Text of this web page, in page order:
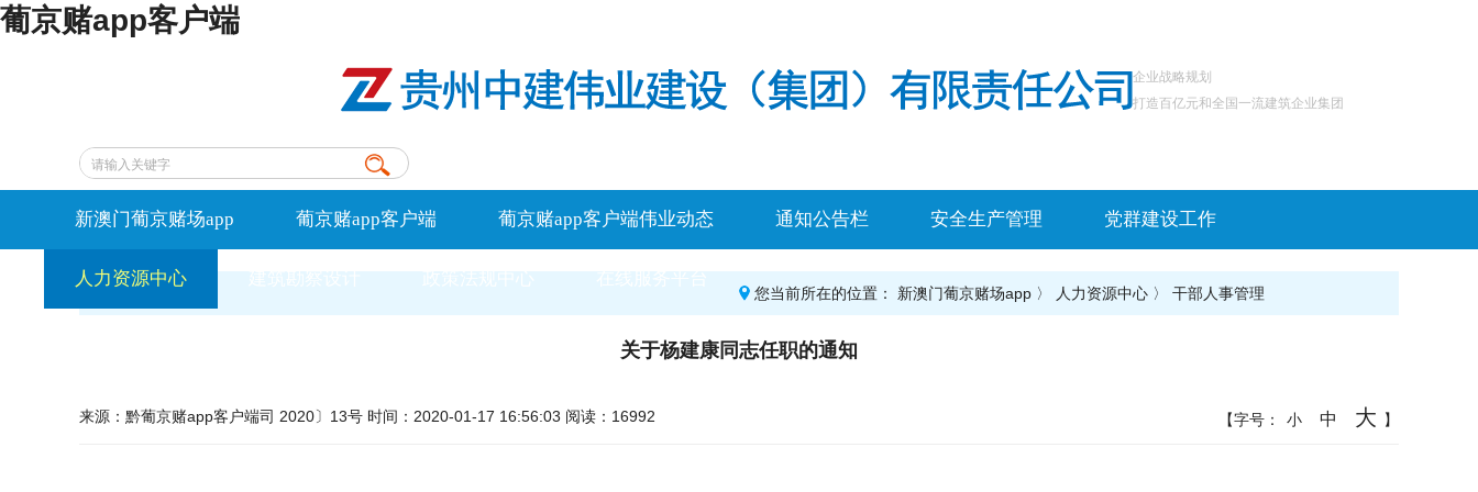
葡京赌app客户端
企业战略规划
打造百亿元和全国一流建筑企业集团
新澳门葡京赌场app 葡京赌app客户端 葡京赌app客户端伟业动态 通知公告栏 安全生产管理 党群建设工作
人力资源中心 建筑勘察设计 政策法规中心 在线服务平台
您当前所在的位置： 新澳门葡京赌场app 〉 人力资源中心 〉 干部人事管理
关于杨建康同志任职的通知
来源：黔葡京赌app客户端司 2020〕13号 时间：2020-01-17 16:56:03 阅读：16992 【字号： 小 中 大 】